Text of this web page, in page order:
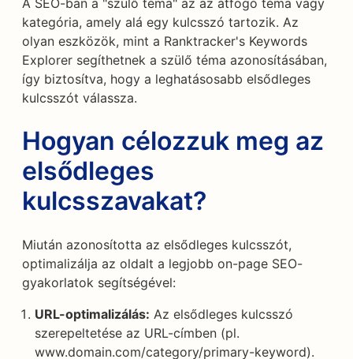
A SEO-ban a "szülő téma" az az átfogó téma vagy
kategória, amely alá egy kulcsszó tartozik. Az
olyan eszközök, mint a Ranktracker's Keywords
Explorer segíthetnek a szülő téma azonosításában,
így biztosítva, hogy a leghatásosabb elsődleges
kulcsszót válassza.
Hogyan célozzuk meg az
elsődleges
kulcsszavakat?
Miután azonosította az elsődleges kulcsszót,
optimalizálja az oldalt a legjobb on-page SEO-
gyakorlatok segítségével:
URL-optimalizálás: Az elsődleges kulcsszó
szerepeltetése az URL-címben (pl.
www.domain.com/category/primary-keyword).